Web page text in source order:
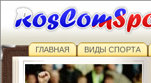
ГЛАВНАЯ ВИДЫ СПОРТА